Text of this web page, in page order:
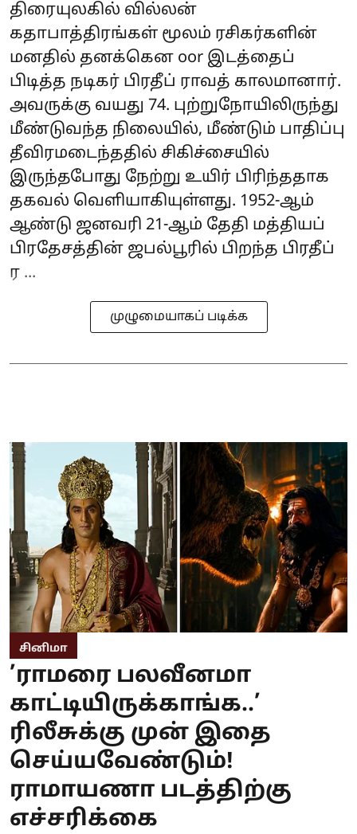
திரையுலகில் வில்லன்
கதாபாத்திரங்கள் மூலம் ரசிகர்களின்
மனதில் தனக்கென oor இடத்தைப்
பிடித்த நடிகர் பிரதீப் ராவத் காலமானார்.
அவருக்கு வயது 74. புற்றுநோயிலிருந்து
மீண்டுவந்த நிலையில், மீண்டும் பாதிப்பு
தீவிரமடைந்ததில் சிகிச்சையில்
இருந்தபோது நேற்று உயிர் பிரிந்ததாக
தகவல் வெளியாகியுள்ளது. 1952-ஆம்
ஆண்டு ஜனவரி 21-ஆம் தேதி மத்தியப்
பிரதேசத்தின் ஜபல்பூரில் பிறந்த பிரதீப்
ர ...
முழுமையாகப் படிக்க
சினிமா
’ராமரை பலவீனமா
காட்டியிருக்காங்க..’
ரிலீசுக்கு முன் இதை
செய்யவேண்டும்!
ராமாயணா படத்திற்கு
எச்சரிக்கை